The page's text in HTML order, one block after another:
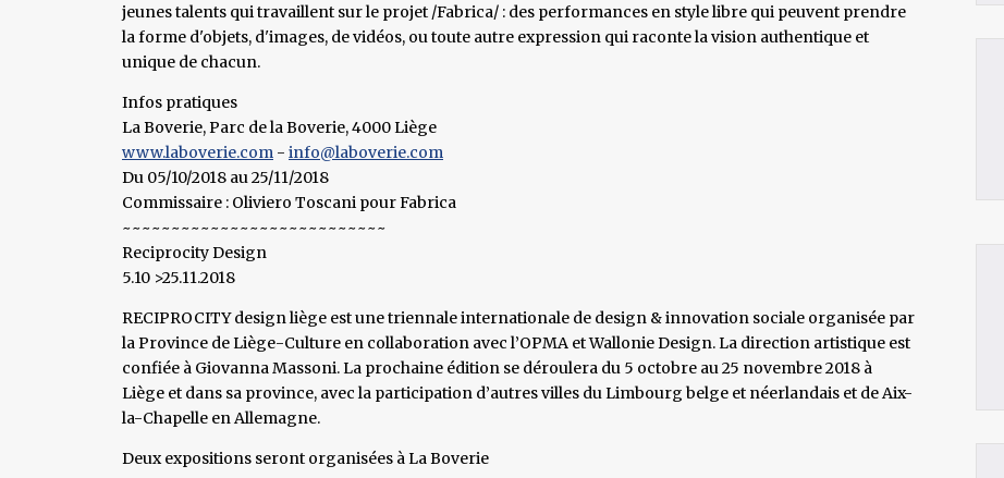
jeunes talents qui travaillent sur le projet /Fabrica/ : des performances en style libre qui peuvent prendre
la forme d'objets, d'images, de vidéos, ou toute autre expression qui raconte la vision authentique et
unique de chacun.
Infos pratiques
La Boverie, Parc de la Boverie, 4000 Liège
www.laboverie.com - info@laboverie.com
Du 05/10/2018 au 25/11/2018
Commissaire : Oliviero Toscani pour Fabrica
~~~~~~~~~~~~~~~~~~~~~~~~~~~
Reciprocity Design
5.10 >25.11.2018
RECIPROCITY design liège est une triennale internationale de design & innovation sociale organisée par
la Province de Liège-Culture en collaboration avec l’OPMA et Wallonie Design. La direction artistique est
confiée à Giovanna Massoni. La prochaine édition se déroulera du 5 octobre au 25 novembre 2018 à
Liège et dans sa province, avec la participation d’autres villes du Limbourg belge et néerlandais et de Aix-
la-Chapelle en Allemagne.
Deux expositions seront organisées à La Boverie